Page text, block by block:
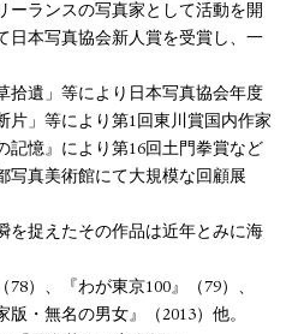
ーランスの写真家として活動を開
日本写真協会新人賞を受賞し、一
拾遺」等により日本写真協会年度
片」等により第1回東川賞国内作家
記憶』により第16回土門拳賞など
写真美術館にて大規模な回顧展
を捉えたその作品は近年とみに海
）、『わが東京100』（79）、
版・無名の男女』（2013）他。